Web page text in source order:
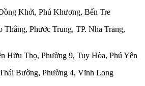
Khởi, Phú Khương, Bến Tre
Thắng, Phước Trung, TP. Nha Trang,
Hữu Thọ, Phường 9, Tuy Hòa, Phú Yên
Bường, Phường 4, Vĩnh Long